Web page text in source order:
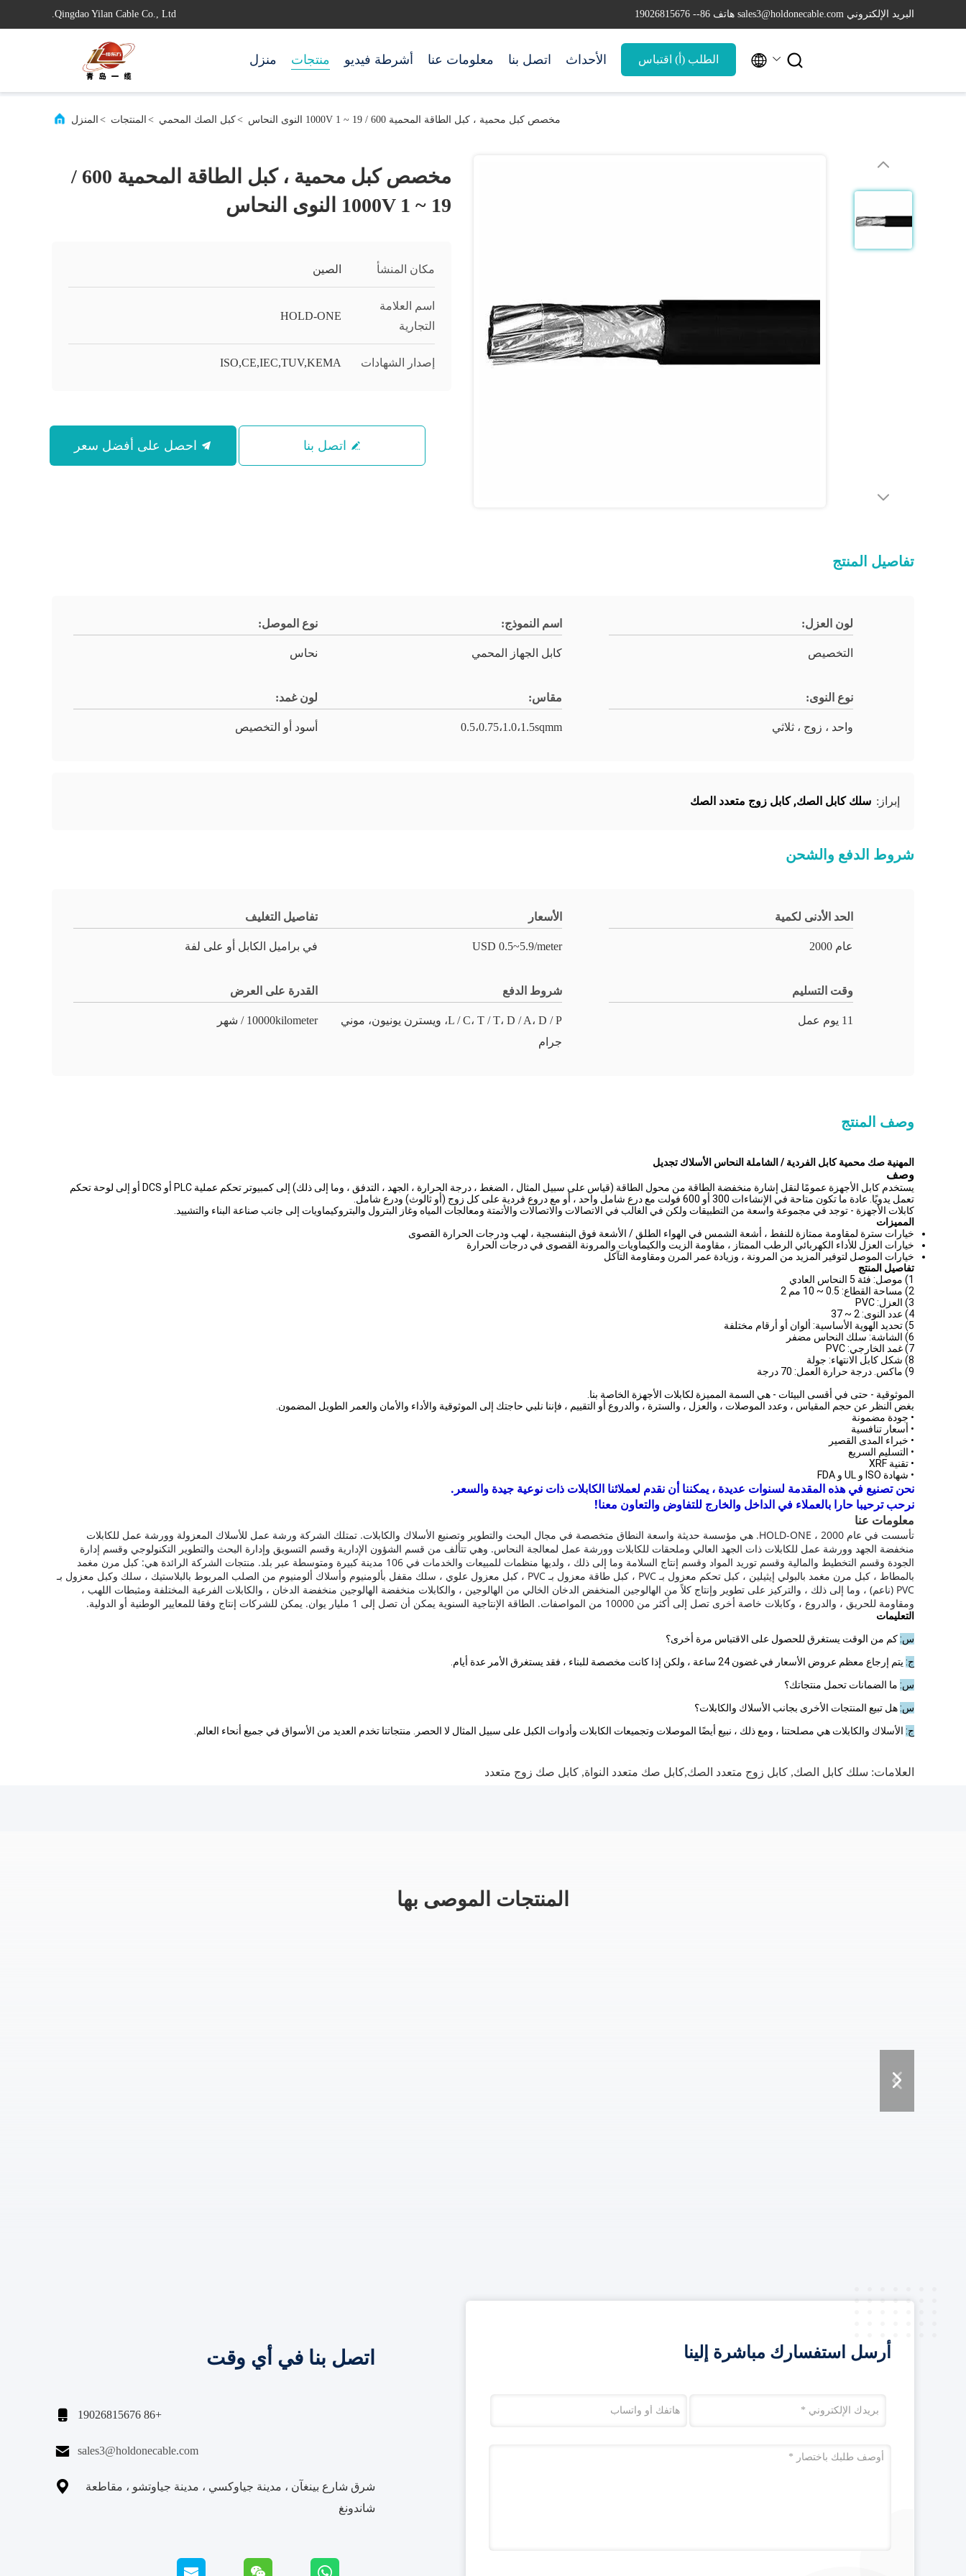
Qingdao Yilan Cable Co., Ltd. البريد الإلكتروني sales3@holdonecable.com هاتف 86-- 19026815676
منزل منتجات أشرطة فيديو معلومات عنا اتصل بنا الأحداث الطلب (أ) اقتباس  
المنزل > المنتجات > كبل الصك المحمي> مخصص كبل محمية ، كبل الطاقة المحمية 600 / 1000V 1 ~ 19 النوى النحاس
مخصص كبل محمية ، كبل الطاقة المحمية 600 /
1000V 1 ~ 19 النوى النحاس
مكان المنشأ الصين
اسم العلامة
التجارية
HOLD-ONE
إصدار الشهادات ISO,CE,IEC,TUV,KEMA
اتصل بنا
تفاصيل المنتج
لون العزل:
التخصيص
اسم النموذج:
كابل الجهاز المحمي
نوع الموصل:
نحاس
نوع النوى:
واحد ، زوج ، ثلاثي
مقاس:
0.5،0.75،1.0،1.5sqmm
لون غمد:
أسود أو التخصيص
إبراز: سلك كابل الصك,كابل زوج متعدد الصك
شروط الدفع والشحن
الحد الأدنى لكمية
عام 2000
الأسعار
USD 0.5~5.9/meter
تفاصيل التغليف
في براميل الكابل أو على لفة
وقت التسليم
11 يوم عمل
شروط الدفع
L / C، T / T، D / A، D / P، ويسترن يونيون، موني
جرام
القدرة على العرض
10000kilometer / شهر
وصف المنتج
المهنية صك محمية كابل الفردية / الشاملة النحاس الأسلاك تجديل
وصف
يستخدم كابل الأجهزة عمومًا لنقل إشارة منخفضة الطاقة من محول الطاقة (قياس على سبيل المثال ، الضغط ، درجة الحرارة ، الجهد ، التدفق ، وما إلى ذلك) إلى كمبيوتر تحكم عملية PLC أو DCS أو إلى لوحة تحكم
تعمل يدويًا. عادة ما تكون متاحة في الإنشاءات 300 أو 600 فولت مع درع شامل واحد ، أو مع دروع فردية على كل زوج (أو ثالوث) ودرع شامل.
كابلات الأجهزة - توجد في مجموعة واسعة من التطبيقات ولكن في الغالب في الاتصالات والاتصالات والأتمتة ومعالجات المياه وغاز البترول والبتروكيماويات إلى جانب صناعة البناء والتشييد.
المميزات
خيارات سترة لمقاومة ممتازة للنفط ، أشعة الشمس في الهواء الطلق / الأشعة فوق البنفسجية ، لهب ودرجات الحرارة القصوى
خيارات العزل للأداء الكهربائي الرطب الممتاز ، مقاومة الزيت والكيماويات والمرونة القصوى في درجات الحرارة
خيارات الموصل لتوفير المزيد من المرونة ، وزيادة عمر المرن ومقاومة التآكل
تفاصيل المنتج
1) موصل: فئة 5 النحاس العادي
2) مساحة القطاع: 0.5 ~ 10 مم 2
3) العزل: PVC
4) عدد النوى: 2 ~ 37
5) تحديد الهوية الأساسية: ألوان أو أرقام مختلفة
6) الشاشة: سلك النحاس مضفر
7) غمد الخارجي: PVC
8) شكل كابل الانتهاء: جولة
9) ماكس. درجة حرارة العمل: 70 درجة
الموثوقية - حتى في أقسى البيئات - هي السمة المميزة لكابلات الأجهزة الخاصة بنا.
بغض النظر عن حجم المقياس ، وعدد الموصلات ، والعزل ، والسترة ، والدروع أو التقييم ، فإننا نلبي حاجتك إلى الموثوقية والأداء والأمان والعمر الطويل المضمون.
• جودة مضمونة
• أسعار تنافسية
• خبراء المدى القصير
• التسليم السريع
• تقنية XRF
• شهادة ISO و UL و FDA
نحن تصنيع في هذه المقدمة لسنوات عديدة ، يمكننا أن نقدم لعملائنا الكابلات ذات نوعية جيدة والسعر.
نرحب ترحيبا حارا بالعملاء في الداخل والخارج للتفاوض والتعاون معنا!
معلومات عنا
تأسست في عام 2000 ، HOLD-ONE. هي مؤسسة حديثة واسعة النطاق متخصصة في مجال البحث والتطوير وتصنيع الأسلاك والكابلات. تمتلك الشركة ورشة عمل للأسلاك المعزولة وورشة عمل للكابلات
منخفضة الجهد وورشة عمل للكابلات ذات الجهد العالي وملحقات للكابلات وورشة عمل لمعالجة النحاس. وهي تتألف من قسم الشؤون الإدارية وقسم التسويق وإدارة البحث والتطوير التكنولوجي وقسم إدارة
الجودة وقسم التخطيط والمالية وقسم توريد المواد وقسم إنتاج السلامة وما إلى ذلك ، ولديها منظمات للمبيعات والخدمات في 106 مدينة كبيرة ومتوسطة عبر بلد.
منتجات الشركة الرائدة هي: كبل مرن مغمد
بالمطاط ، كبل مرن مغمد بالبولي إيثيلين ، كبل تحكم معزول بـ PVC ، كبل طاقة معزول بـ PVC ، كبل معزول علوي ، سلك مقفل بألومنيوم وأسلاك ألومنيوم من الصلب المربوط بالبلاستيك ، سلك وكبل معزول بـ
PVC (ناعم) ، وما إلى ذلك ، والتركيز على تطوير وإنتاج كلاً من الهالوجين المنخفض الدخان الخالي من الهالوجين ، والكابلات منخفضة الهالوجين منخفضة الدخان ، والكابلات الفرعية المختلفة ومثبطات اللهب ،
ومقاومة للحريق ، والدروع ، وكابلات خاصة أخرى تصل إلى أكثر من 10000 من المواصفات.
الطاقة الإنتاجية السنوية يمكن أن تصل إلى 1 مليار يوان. يمكن للشركات إنتاج وفقا للمعايير الوطنية أو الدولية.
التعليمات
س:كم من الوقت يستغرق للحصول على الاقتباس مرة أخرى؟
ج: يتم إرجاع معظم عروض الأسعار في غضون 24 ساعة ، ولكن إذا كانت مخصصة للبناء ، فقد يستغرق الأمر عدة أيام.
س: ما الضمانات تحمل منتجاتك؟
س:هل تبيع المنتجات الأخرى بجانب الأسلاك والكابلات؟
ج: الأسلاك والكابلات هي مصلحتنا ، ومع ذلك ، نبيع أيضًا الموصلات وتجميعات الكابلات وأدوات الكبل على سبيل المثال لا الحصر. منتجاتنا تخدم العديد من الأسواق في جميع أنحاء العالم.
العلامات: سلك كابل الصك, كابل زوج متعدد الصك,كابل صك متعدد النواة, كابل صك زوج متعدد
المنتجات الموصى بها
اتصل بنا في أي وقت
 +86 19026815676
 sales3@holdonecable.com

شرق شارع بينغآن ، مدينة جياوكسي ، مدينة جياوتشو ، مقاطعة
شاندونغ
أرسل استفسارك مباشرة إلينا